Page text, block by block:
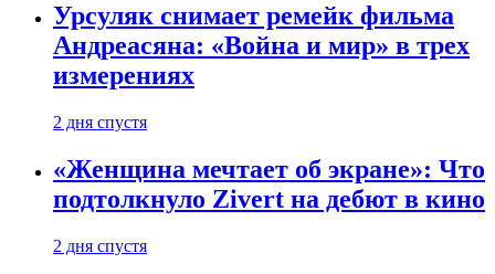
Урсуляк снимает ремейк фильма
Андреасяна: «Война и мир» в трех
измерениях
2 дня спустя
«Женщина мечтает об экране»: Что
подтолкнуло Zivert на дебют в кино
2 дня спустя